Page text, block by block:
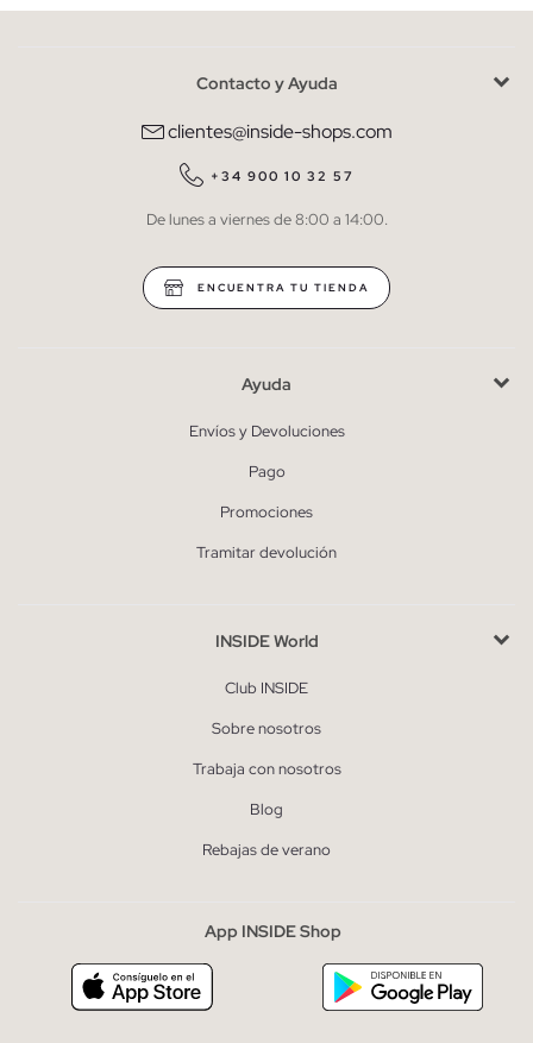
He leído y entiendo lapolítica de privacidad
QUIERO SUSCRIBIRME
* Puedes cancelar la suscripción en cualquier momento.
Contacto y Ayuda
clientes@inside-shops.com
+34 900 10 32 57
De lunes a viernes de 8:00 a 14:00.
ENCUENTRA TU TIENDA
Ayuda
Envíos y Devoluciones
Pago
Promociones
Tramitar devolución
INSIDE World
Club INSIDE
Sobre nosotros
Trabaja con nosotros
Blog
Rebajas de verano
App INSIDE Shop